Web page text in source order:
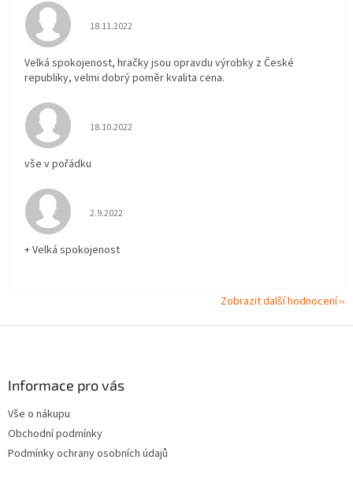
Hodnocení obchodu je 5 z 5 hvězdiček.
18.11.2022
Velká spokojenost, hračky jsou opravdu výrobky z České
republiky, velmi dobrý poměr kvalita cena.
Hodnocení obchodu je 5 z 5 hvězdiček.
18.10.2022
vše v pořádku
Hodnocení obchodu je 5 z 5 hvězdiček.
2.9.2022
+ Velká spokojenost
Zobrazit další hodnocení
Informace pro vás
Vše o nákupu
Obchodní podmínky
Podmínky ochrany osobních údajů